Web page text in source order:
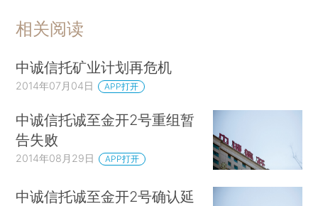
相关阅读
中诚信托矿业计划再危机
2014年07月04日 APP打开
中诚信托诚至金开2号重组暂
告失败
2014年08月29日 APP打开
中诚信托诚至金开2号确认延